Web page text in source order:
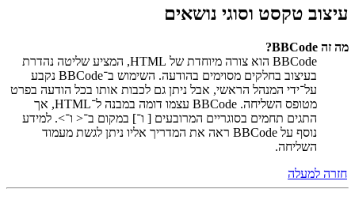
עיצוב טקסט וסוגי נושאים
מה זה BBCode?
BBCode הוא צורה מיוחדת של HTML, המציע שליטה נהדרת
בעיצוב בחלקים מסוימים בהודעה. השימוש ב־BBCode נקבע
על־ידי המנהל הראשי, אבל ניתן גם לכבות אותו בכל הודעה בפרט
מטופס השליחה. BBCode עצמו דומה במבנה ל־HTML, אך
התגים תחמים בסוגריים המרובעים [ ו־] במקום ב־< ו־>. למידע
נוסף על BBCode ראה את המדריך אליו ניתן לגשת מעמוד
השליחה.
חזרה למעלה